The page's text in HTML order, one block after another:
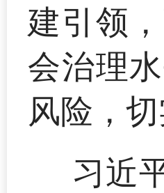
建引领
会治理
风险，
习近